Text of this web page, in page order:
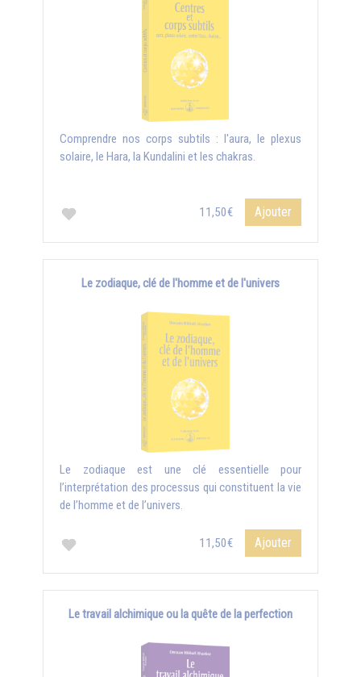
Comprendre nos corps subtils : l'aura, le plexus
solaire, le Hara, la Kundalini et les chakras.
11,50€ Ajouter
Le zodiaque, clé de l'homme et de l'univers
Le zodiaque est une clé essentielle pour
l’interprétation des processus qui constituent la vie
de l’homme et de l’univers.
11,50€ Ajouter
Le travail alchimique ou la quête de la perfection